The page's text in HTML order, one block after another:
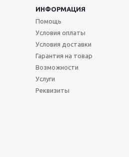
ИНФОРМАЦИЯ
Помощь
Условия оплаты
Условия доставки
Гарантия на товар
Возможности
Услуги
Реквизиты